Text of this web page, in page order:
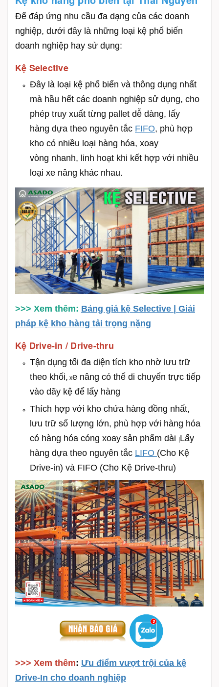
Để đáp ứng nhu cầu đa dạng của các doanh
nghiệp, dưới đây là những loại kệ phổ biến
doanh nghiệp hay sử dụng:
Kệ Selective
Đây là loại kệ phổ biến và thông dụng nhất
mà hầu hết các doanh nghiệp sử dụng, cho
phép truy xuất từng pallet dễ dàng, lấy
hàng dựa theo nguyên tắc FIFO, phù hợp
kho có nhiều loại hàng hóa, xoay
vòng nhanh, l inh hoạt khi kết hợp với nhiều
loại xe nâng khác nhau.
>>> Xem thêm: Bảng giá kệ Selective | Giải
pháp kệ kho hàng tải trọng nặng
Kệ Drive-in / Drive-thru
Tận dụng tối đa diện tích kho nhờ lưu trữ
theo khối, xe nâng có thể di chuyển trực tiếp
vào dãy kệ để lấy hàng
Thích hợp với kho chứa hàng đồng nhất,
lưu trữ số lượng lớn, phù hợp với hàng hóa
có hàng hóa cóng xoay sản phẩm dài Lấy
hàng dựa theo nguyên tắc LIFO (Cho Kệ
Drive-in) và FIFO (Cho Kệ Drive-thru)
>>> Xem thêm: Ưu điểm vượt trội của kệ
Drive-In cho doanh nghiệp